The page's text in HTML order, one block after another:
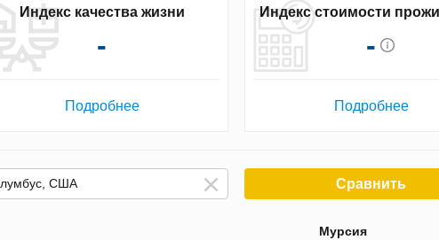
Индекс качества жизни
-
Подробнее
Индекс стоимости
-
Подробнее
Сравнить
Мурсия